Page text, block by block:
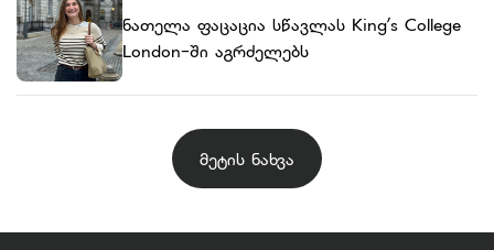
ნათელა ფაცაცია სწავლას King’s College
London-ში აგრძელებს
მეტის ნახვა